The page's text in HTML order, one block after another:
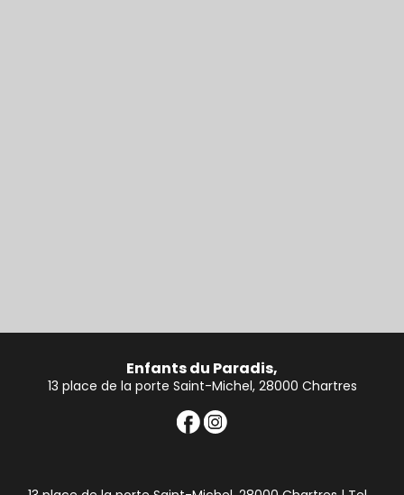
Enfants du Paradis,
13 place de la porte Saint-Michel, 28000 Chartres